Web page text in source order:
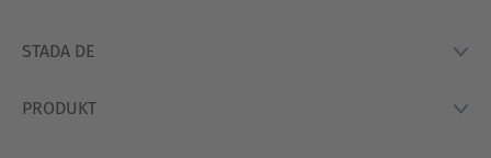
STADA DE
Lexikon
PRODUKT